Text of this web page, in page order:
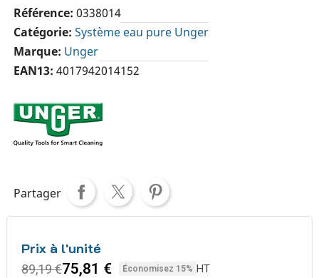
Référence 0338014
Catégorie Système eau pure Unger
Marque Unger
EAN13 4017942014152
Partager
Prix à l'unité
89,19 €75,81 € Économisez 15% HT